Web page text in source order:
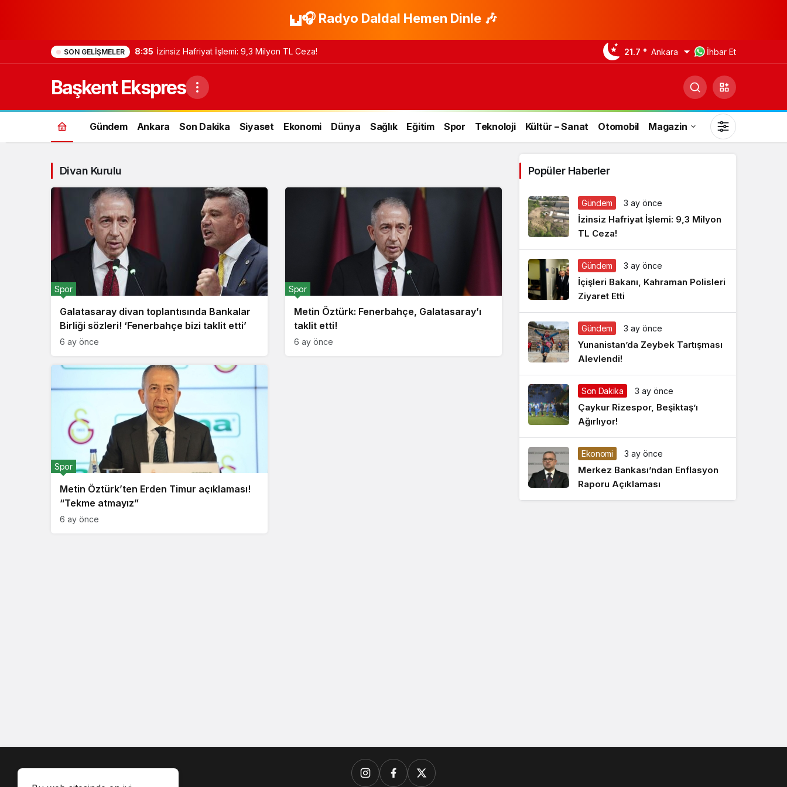
🎧 Radyo Daldal Hemen Dinle 🎶
SON GELIŞMELER 8:35 İzinsiz Hafriyat İşlemi: 9,3 Milyon TL Ceza! 21.7 ° Ankara İhbar Et
Başkent Ekspres
Gündem Ankara Son Dakika Siyaset Ekonomi Dünya Sağlık Eğitim Spor Teknoloji Kültür – Sanat Otomobil Magazin
Gündüz Modu
Gündüz modunu seçin.
Gece Modu
Gece modunu seçin.
Sistem Modu
Sistem modunu seçin.
Divan Kurulu
Galatasaray divan toplantısında Bankalar
Birliği sözleri! ‘Fenerbahçe bizi taklit etti’
Spor
6 ay önce
Metin Öztürk: Fenerbahçe, Galatasaray’ı
taklit etti!
Spor
6 ay önce
Metin Öztürk’ten Erden Timur açıklaması!
“Tekme atmayız”
Spor
6 ay önce
Popüler Haberler
Gündem 3 ay önce
İzinsiz Hafriyat İşlemi: 9,3 Milyon
TL Ceza!
Gündem 3 ay önce
İçişleri Bakanı, Kahraman Polisleri
Ziyaret Etti
Gündem 3 ay önce
Yunanistan’da Zeybek Tartışması
Alevlendi!
Son Dakika 3 ay önce
Çaykur Rizespor, Beşiktaş’ı
Ağırlıyor!
Ekonomi 3 ay önce
Merkez Bankası’ndan Enflasyon
Raporu Açıklaması